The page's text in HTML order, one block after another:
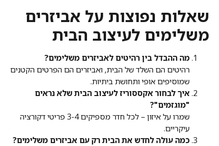
שאלות נפוצות על אביזרים
משלימים לעיצוב הבית
מה ההבדל בין רהיטים לאביזרים משלימים?
רהיטים הם השלד של הבית, ואביזרים הם הפרטים הקטנים
שמוסיפים אופי ותחושת ביתיות.
איך לבחור אקססוריז לעיצוב הבית שלא נראים
"מוגזמים"?
שמרו על איזון – לכל חדר מספיקים 3-4 פריטי דקורציה
עיקריים.
כמה עולה לחדש את הבית רק עם אביזרים משלימים?